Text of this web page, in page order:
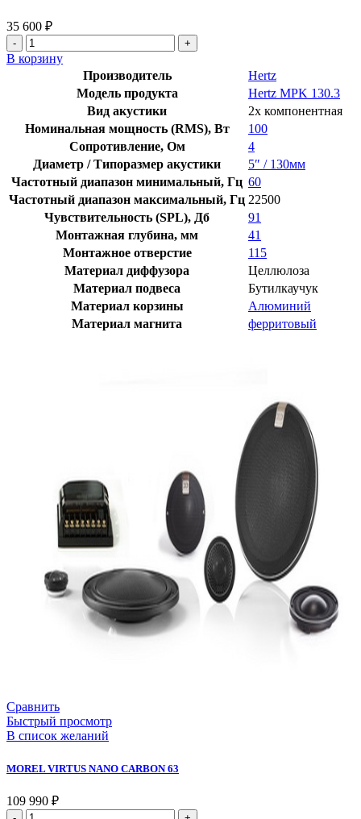
35 600 ₽
В корзину
Производитель
Hertz
Модель продукта
Hertz MPK 130.3
Вид акустики
2х компонентная
Номинальная мощность (RMS), Вт
100
Сопротивление, Ом
4
Диаметр / Типоразмер акустики
5″ / 130мм
Частотный диапазон минимальный, Гц 60
Частотный диапазон максимальный, Гц 22500
Чувствительность (SPL), Дб
91
Монтажная глубина, мм
41
Монтажное отверстие
115
Материал диффузора
Целлюлоза
Материал подвеса
Бутилкаучук
Материал корзины
Алюминий
Материал магнита
ферритовый
Сравнить
Быстрый просмотр
В список желаний
MOREL VIRTUS NANO CARBON 63
109 990 ₽